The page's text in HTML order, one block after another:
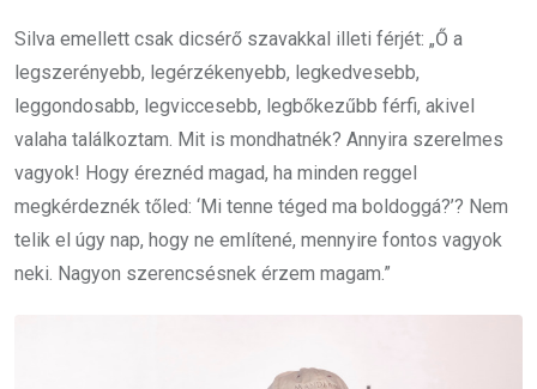
Silva emellett csak dicsérő szavakkal illeti férjét: „Ő a
legszerényebb, legérzékenyebb, legkedvesebb,
leggondosabb, legviccesebb, legbőkezűbb férfi, akivel
valaha találkoztam. Mit is mondhatnék? Annyira szerelmes
vagyok! Hogy éreznéd magad, ha minden reggel
megkérdeznék tőled: ‘Mi tenne téged ma boldoggá?’? Nem
telik el úgy nap, hogy ne említené, mennyire fontos vagyok
neki. Nagyon szerencsésnek érzem magam.”